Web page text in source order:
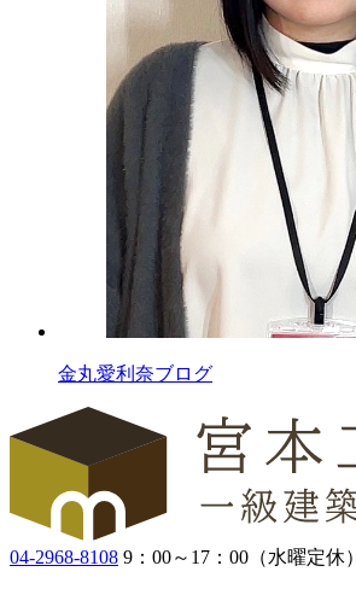
金丸愛利奈ブログ
04-2968-8108 9：00～17：00（水曜定休）